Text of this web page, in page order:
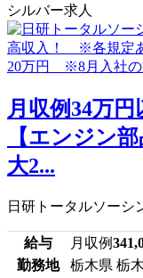
シルバー求人
月収例34万
【エンジン
大2...
日研トータルソーシ
給与 月収例
勤務地
栃木県 栃